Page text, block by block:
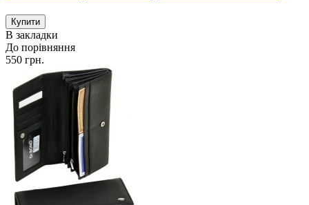
В закладки
До порівняння
550 грн.